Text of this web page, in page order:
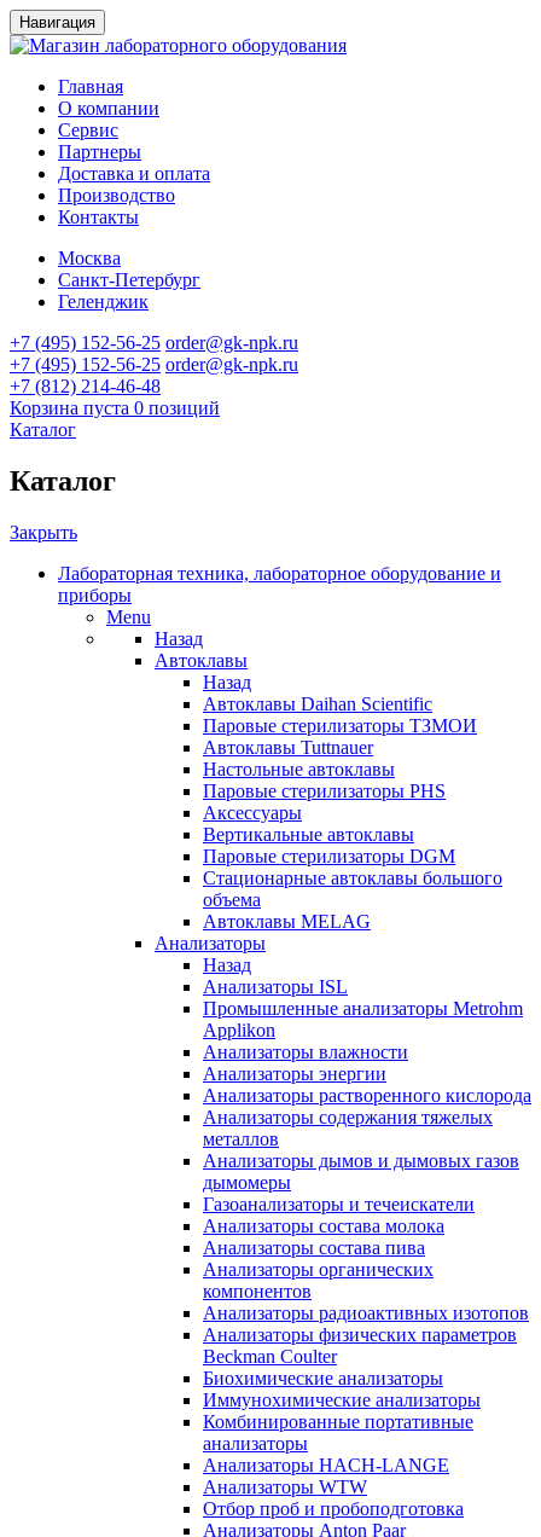
Навигация
Главная
О компании
Сервис
Партнеры
Доставка и оплата
Производство
Контакты
Москва
Санкт-Петербург
Геленджик
+7 (495) 152-56-25 order@gk-npk.ru
+7 (495) 152-56-25 order@gk-npk.ru
+7 (812) 214-46-48
Корзина пуста 0 позиций
Каталог
Каталог
Закрыть
Лабораторная техника, лабораторное оборудование и
приборы
Menu
Назад
Автоклавы
Назад
Автоклавы Daihan Scientific
Паровые стерилизаторы ТЗМОИ
Автоклавы Tuttnauer
Наcтольные автоклавы
Паровые стерилизаторы PHS
Аксессуары
Вертикальные автоклавы
Паровые стерилизаторы DGM
Стационарные автоклавы большого
объема
Автоклавы MELAG
Анализаторы
Назад
Анализаторы ISL
Промышленные анализаторы Metrohm
Applikon
Анализаторы влажности
Анализаторы энергии
Анализаторы растворенного кислорода
Анализаторы содержания тяжелых
металлов
Анализаторы дымов и дымовых газов
дымомеры
Газоанализаторы и течеискатели
Анализаторы состава молока
Анализаторы состава пива
Анализаторы органических
компонентов
Анализаторы радиоактивных изотопов
Анализаторы физических параметров
Beckman Coulter
Биохимические анализаторы
Иммунохимические анализаторы
Комбинированные портативные
анализаторы
Анализаторы HACH-LANGE
Анализаторы WTW
Отбор проб и пробоподготовка
Анализаторы Anton Paar